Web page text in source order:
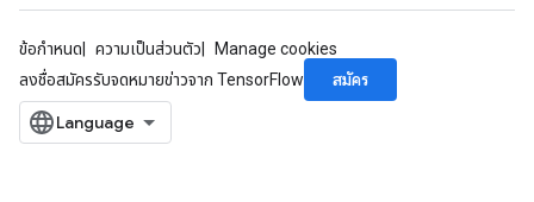
ข้อกำหนด ความเป็นส่วนตัว
Manage cookies
ลงชื่อสมัครรับจดหมายข่าวจาก TensorFlow
สมัคร